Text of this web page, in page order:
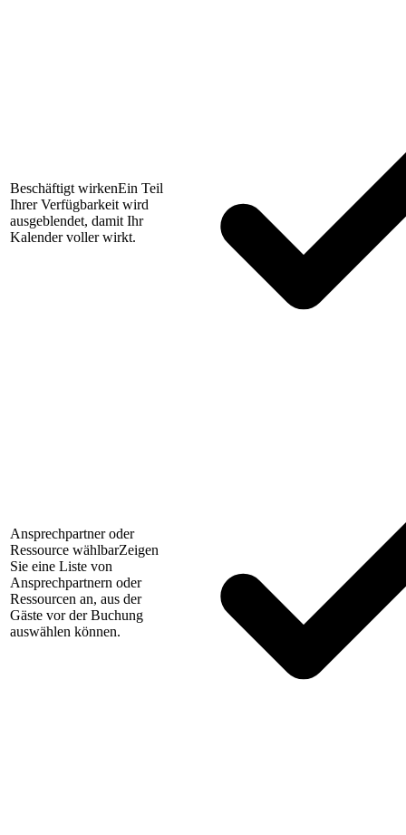
Beschäftigt wirkenEin Teil
Ihrer Verfügbarkeit wird
ausgeblendet, damit Ihr
Kalender voller wirkt.
Ansprechpartner oder
Ressource wählbarZeigen
Sie eine Liste von
Ansprechpartnern oder
Ressourcen an, aus der
Gäste vor der Buchung
auswählen können.